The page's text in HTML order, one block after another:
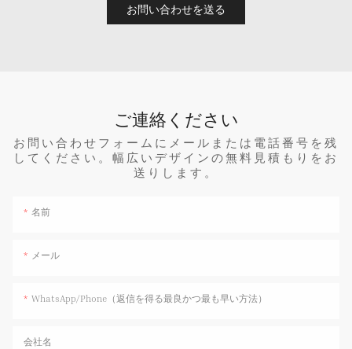
お問い合わせを送る
ご連絡ください
お問い合わせフォームにメールまたは電話番号を残
してください。幅広いデザインの無料見積もりをお
送りします。
名前
メール
WhatsApp/Phone（返信を得る最良かつ最も早い方法）
会社名